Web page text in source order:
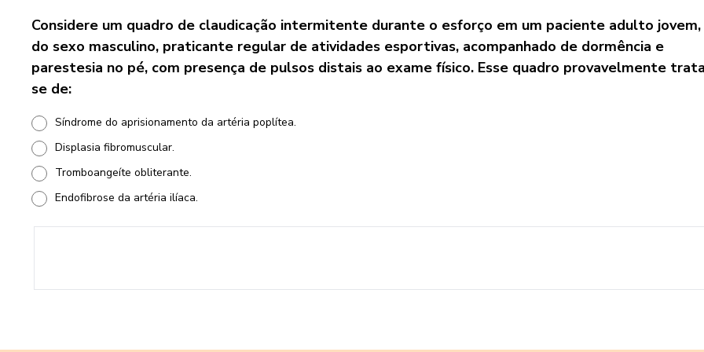
Considere um quadro de claudicação intermitente durante o esforço em um paciente adulto jovem,
do sexo masculino, praticante regular de atividades esportivas, acompanhado de dormência e
parestesia no pé, com presença de pulsos distais ao exame físico. Esse quadro provavelmente
se de:
Síndrome do aprisionamento da artéria poplítea.
Displasia fibromuscular.
Tromboangeíte obliterante.
Endofibrose da artéria ilíaca.